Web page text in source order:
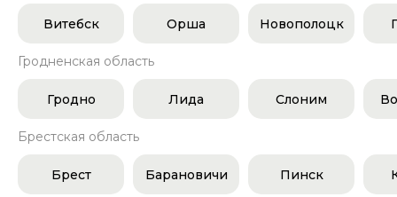
Витебск Орша Новополоцк
Гродненская область
Гродно Лида Слоним
Брестская область
Брест Барановичи Пинск